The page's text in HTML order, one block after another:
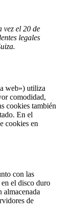
vez el 20 de
legales
web») utiliza
comodidad,
cookies también
En el
cookies en
con las
el disco duro
de